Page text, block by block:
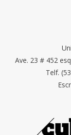
Ave. 23 # 452
Telf.